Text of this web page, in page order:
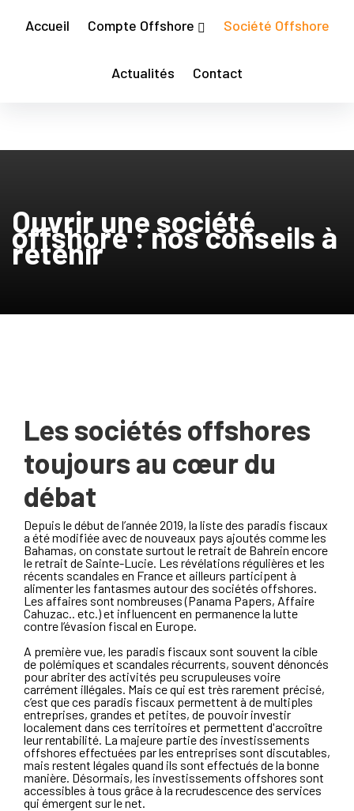
Accueil Compte Offshore Société Offshore
Actualités Contact
Ouvrir une société
offshore : nos conseils à
retenir
Les sociétés offshores
toujours au cœur du
débat
Depuis le début de l’année 2019, la liste des paradis fiscaux
a été modifiée avec de nouveaux pays ajoutés comme les
Bahamas, on constate surtout le retrait de Bahrein encore
le retrait de Sainte-Lucie. Les révélations régulières et les
récents scandales en France et ailleurs participent à
alimenter les fantasmes autour des sociétés offshores.
Les affaires sont nombreuses (Panama Papers, Affaire
Cahuzac.. etc.) et influencent en permanence la lutte
contre l’évasion fiscal en Europe.
A première vue, les paradis fiscaux sont souvent la cible
de polémiques et scandales récurrents, souvent dénoncés
pour abriter des activités peu scrupuleuses voire
carrément illégales. Mais ce qui est très rarement précisé,
c’est que ces paradis fiscaux permettent à de multiples
entreprises, grandes et petites, de pouvoir investir
localement dans ces territoires et permettent d'accroître
leur rentabilité. La majeure partie des investissements
offshores effectuées par les entreprises sont discutables,
mais restent légales quand ils sont effectués de la bonne
manière. Désormais, les investissements offshores sont
accessibles à tous grâce à la recrudescence des services
qui émergent sur le net.